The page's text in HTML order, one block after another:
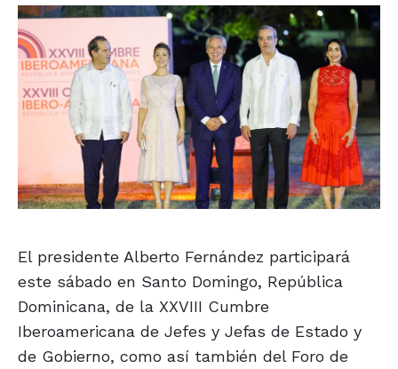
El presidente Alberto Fernández participará
este sábado en Santo Domingo, República
Dominicana, de la XXVIII Cumbre
Iberoamericana de Jefes y Jefas de Estado y
de Gobierno, como así también del Foro de